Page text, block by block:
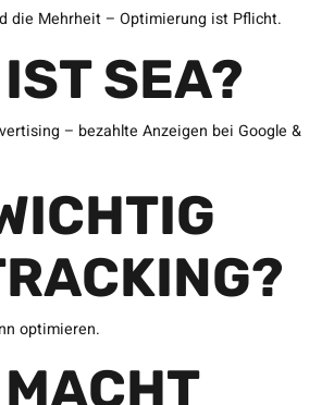
die Mehrheit – Optimierung ist Pflicht.
SEA?
– bezahlte Anzeigen bei Google &
optimieren.